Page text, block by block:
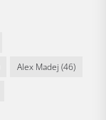
Alex Madej (46)